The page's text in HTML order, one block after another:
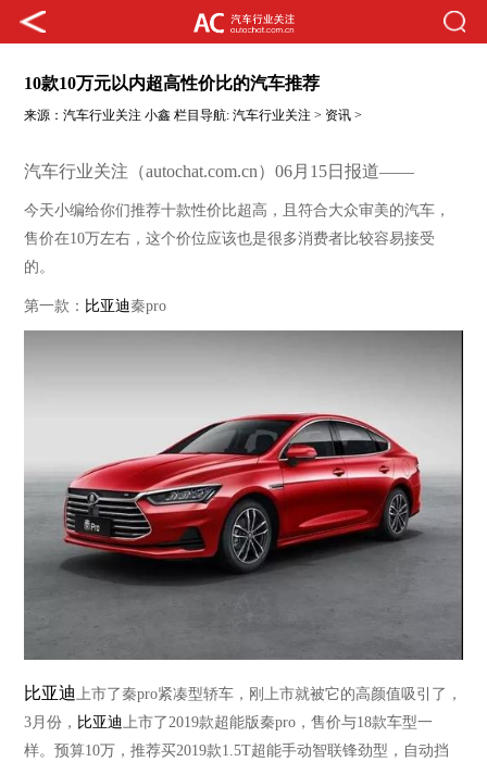
10款10万元以内超高性价比的汽车推荐
来源：汽车行业关注 小鑫 栏目导航:汽车行业关注 > 资讯 >
汽车行业关注（autochat.com.cn）06月15日报道——
今天小编给你们推荐十款性价比超高，且符合大众审美的汽车，
售价在10万左右，这个价位应该也是很多消费者比较容易接受
的。
第一款： 比亚迪秦pro
比亚迪 上市了秦pro紧凑型轿车，刚上市就被它的高颜值吸引了，
3月份， 比亚迪 上市了2019款超能版秦pro，售价与18款车型一
样。预算10万，推荐买2019款1.5T超能手动智联锋劲型，自动挡